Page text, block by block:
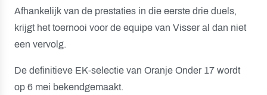
Afhankelijk van de prestaties in die eerste drie duels,
krijgt het toernooi voor de equipe van Visser al dan niet
een vervolg.
De definitieve EK-selectie van Oranje Onder 17 wordt
op 6 mei bekendgemaakt.